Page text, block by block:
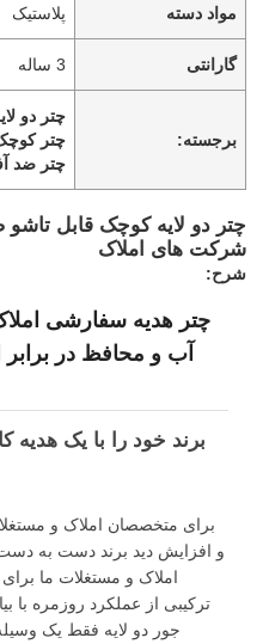
خانه
مواد دسته پلاستیک
گارانتی 3 ساله
برجسته:
چتر دو
چتر
چتر ضد
چتر دو لایه کوچک قابل
شرکت های املاک
شرح:
چتر هدیه سفارشی
آب و محافظ در
برند خود را با یک هدیه
برای متخصصان املاک و
و افزایش دید برند دست به
املاک و مستغلات ما
ترکیبی از عملکرد روزمره با
جور دو لایه فقط یک